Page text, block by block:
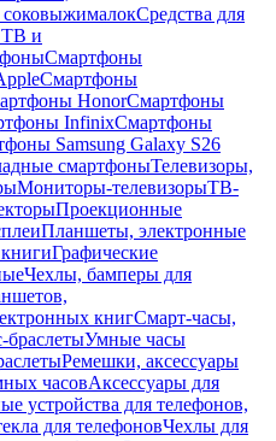
соковыжималокСредства для
и
Смартфоны
Смартфоны
HonorСмартфоны
InfinixСмартфоны
Samsung Galaxy S26
смартфоныТелевизоры,
Мониторы-телевизорыТВ-
Проекционные
Планшеты, электронные
Графические
Чехлы, бамперы для
книгСмарт-часы,
браслетыУмные часы
Ремешки, аксессуары
часовАксессуары для
устройства для телефонов,
для телефоновЧехлы для